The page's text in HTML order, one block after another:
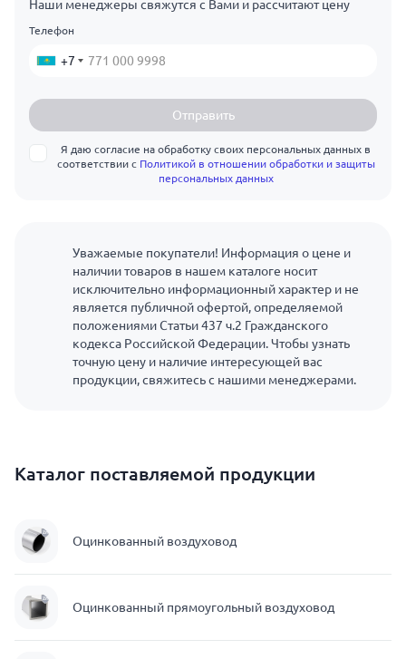
Наши менеджеры свяжутся с Вами и рассчитают цену
Телефон
+7
Отправить
Я даю согласие на обработку своих персональных данных в
соответствии с Политикой в отношении обработки и защиты
персональных данных
Уважаемые покупатели! Информация о цене и
наличии товаров в нашем каталоге носит
исключительно информационный характер и не
является публичной офертой, определяемой
положениями Статьи 437 ч.2 Гражданского
кодекса Российской Федерации. Чтобы узнать
точную цену и наличие интересующей вас
продукции, свяжитесь с нашими менеджерами.
Каталог поставляемой продукции
Оцинкованный воздуховод
Оцинкованный прямоугольный воздуховод